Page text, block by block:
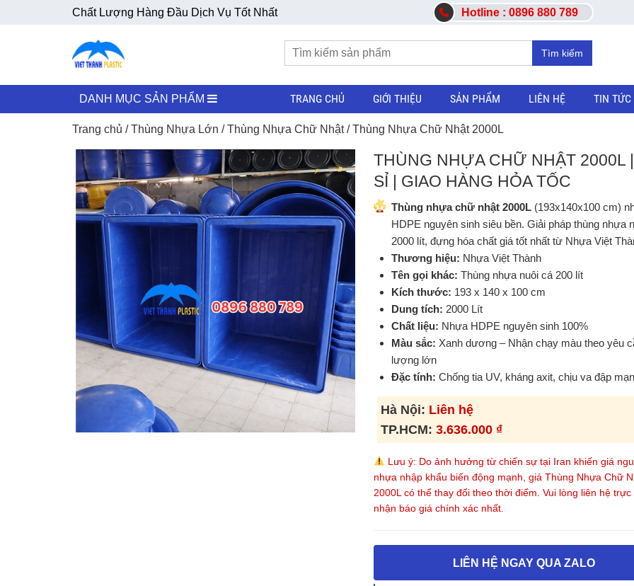
Chất Lượng Hàng Đầu Dịch Vụ Tốt Nhất Hotline : 0896 880 789
Tìm kiếm
DANH MỤC SẢN PHẨM TRANG CHỦ GIỚI THIỆU SẢN PHẨM LIÊN HỆ TIN TỨC
Trang chủ /Thùng Nhựa Lớn /Thùng Nhựa Chữ Nhật/ Thùng Nhựa Chữ Nhật 2000L
THÙNG NHỰA CHỮ NHẬT 2000L
SỈ | GIAO HÀNG HỎA TỐC
Thùng nhựa chữ nhật 2000L(193x140x100 cm)
HDPE nguyên sinh siêu bền. Giải pháp thùng nhựa
2000 lít, đựng hóa chất giá tốt nhất từ Nhựa Việt
Thương hiệu: Nhựa Việt Thành
Tên gọi khác: Thùng nhựa nuôi cá 200 lít
Kích thước: 193 x 140 x 100 cm
Dung tích: 2000 Lít
Chất liệu: Nhựa HDPE nguyên sinh 100%
Màu sắc: Xanh dương – Nhận chạy màu theo yêu
lượng lớn
Đặc tính: Chống tia UV, kháng axit, chịu va đập
Hà Nội: Liên hệ
TP.HCM: 3.636.000 ₫
Lưu ý: Do ảnh hưởng từ chiến sự tại Iran khiến giá
nhựa nhập khẩu biến động mạnh, giá Thùng Nhựa Chữ
2000L có thể thay đổi theo thời điểm. Vui lòng liên hệ trực
nhận báo giá chính xác nhất.
LIÊN HỆ NGAY QUA ZALO